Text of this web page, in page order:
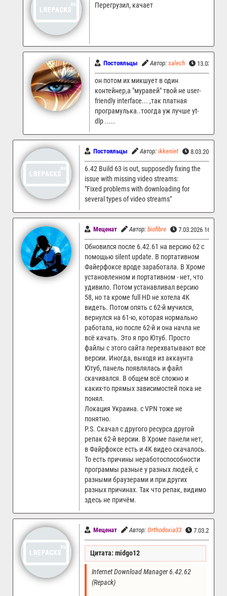
Перегрузил, качает
Постояльцы Автор: salech
он потом их микшует в один
контейнер,а "муравей" твой не user-
friendly interface... ,так платная
програмулька..тоогда уж лучше yt-
dlp .....
Постояльцы Автор: ikkeniet 8.03.2026
6.42 Build 63 is out, supposedly fixing the
issue with missing video streams:
"Fixed problems with downloading for
several types of video streams"
Меценат Автор: biofibre 7.03.2026 16:21
Обновился после 6.42.61 на версию 62 с
помощью silent update. В портативном
Файерфоксе вроде заработала. В Хроме
установленном и портативном - нет, что
удивило. Потом устанавливал версию
58, но та кроме full HD не хотела 4К
видеть. Потом опять с 62-й мучился,
вернулся на 61-ю, которая нормально
работала, но после 62-й и она начла не
всё качать. Это я про Ютуб. Просто
файлы с этого сайта перехватывают все
версии. Иногда, выходя из аккаунта
Ютуб, панель появлялась и файл
скачивался. В общем всё сложно и
каких-то прямых зависимостей пока не
понял.
Локация Украина. с VPN тоже не
понятно.
P.S. Скачал с другого ресурса другой
репак 62-й версии. В Хроме панели нет,
в Файрфоксе есть и 4К видео скачалось.
То есть причины неработоспособности
программы разные у разных людей, с
разными браузерами и при других
разных причинах. Так что репак, видимо
здесь не причём.
Меценат Автор: Orthodoxia33 7.03.2026
Цитата: midgo12
Internet Download Manager 6.42.62
(Repack)